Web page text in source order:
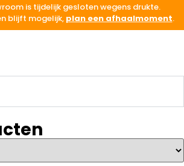
is tijdelijk gesloten wegens drukte.
blijft mogelijk, plan een afhaalmoment.